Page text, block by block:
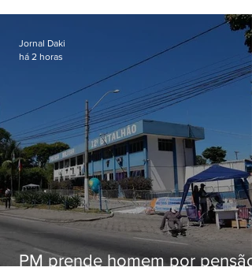
PM prende homem por pensão
Jornal Daki
há 2 horas